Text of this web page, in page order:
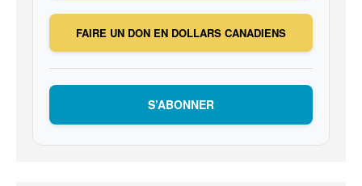
FAIRE UN DON EN DOLLARS CANADIENS
S’ABONNER